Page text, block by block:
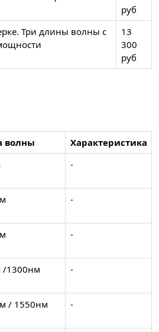
руб
Три длины волны с
13
300
руб
волны
Характеристика
-
-
-
/1300нм -
/ 1550нм -